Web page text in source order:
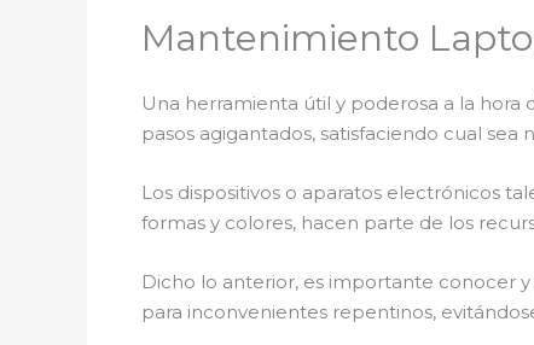
Mantenimiento
Una herramienta útil y poderosa a la
pasos agigantados, satisfaciendo cual sea
Los dispositivos o aparatos electrónicos
formas y colores, hacen parte de los
Dicho lo anterior, es importante conocer
para inconvenientes repentinos,